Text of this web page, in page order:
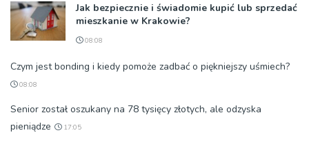
Jak bezpiecznie i świadomie kupić lub sprzedać
mieszkanie w Krakowie?
08:08
Czym jest bonding i kiedy pomoże zadbać o piękniejszy uśmiech?
08:08
Senior został oszukany na 78 tysięcy złotych, ale odzyska
pieniądze
17:05